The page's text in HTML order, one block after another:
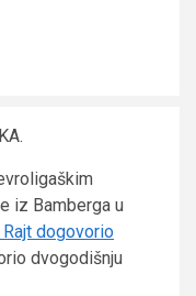
iz Bamberga u
dogovorio
dvogodišnju